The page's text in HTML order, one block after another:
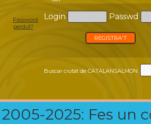
Login Passwd
Password
perdut?
REGISTRA'T
Buscar ciutat de CATALANSALMON:
2005-2025: Fes un